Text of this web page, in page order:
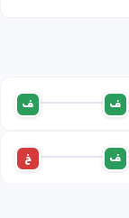
ف ف
ف خ